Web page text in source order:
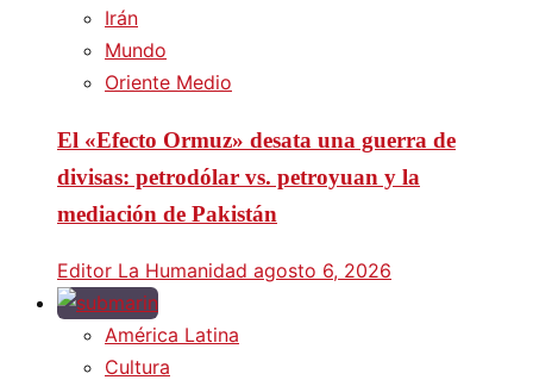
Irán
Mundo
Oriente Medio
El «Efecto Ormuz» desata una guerra de
divisas: petrodólar vs. petroyuan y la
mediación de Pakistán
Editor La Humanidad agosto 6, 2026
América Latina
Cultura